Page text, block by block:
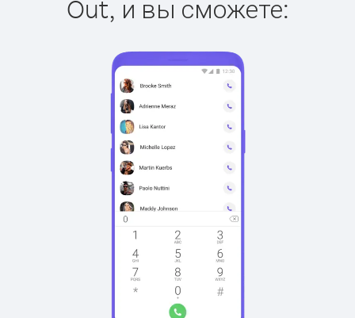
Out, и вы сможете: